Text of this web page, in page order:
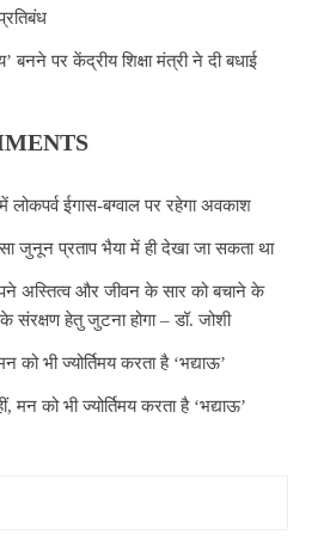
बनने पर केंद्रीय शिक्षा मंत्री ने दी बधाई
लोकपर्व ईगास-बग्वाल पर रहेगा अवकाश
जुनून प्रताप भैया में ही देखा जा सकता था
अस्तित्व और जीवन के सार को बचाने के
संरक्षण हेतु जुटना होगा – डॉ. जोशी
को भी ज्योर्तिमय करता है ‘भद्याऊ’
मन को भी ज्योर्तिमय करता है ‘भद्याऊ’